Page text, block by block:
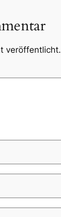
veröffentlicht.